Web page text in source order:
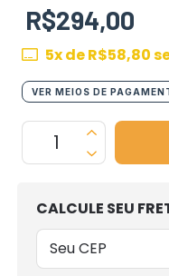
R$294,00
5x deR$58,80
VER MEIOS DE
OPÇÕES DE FRETE
CALCULE SEU